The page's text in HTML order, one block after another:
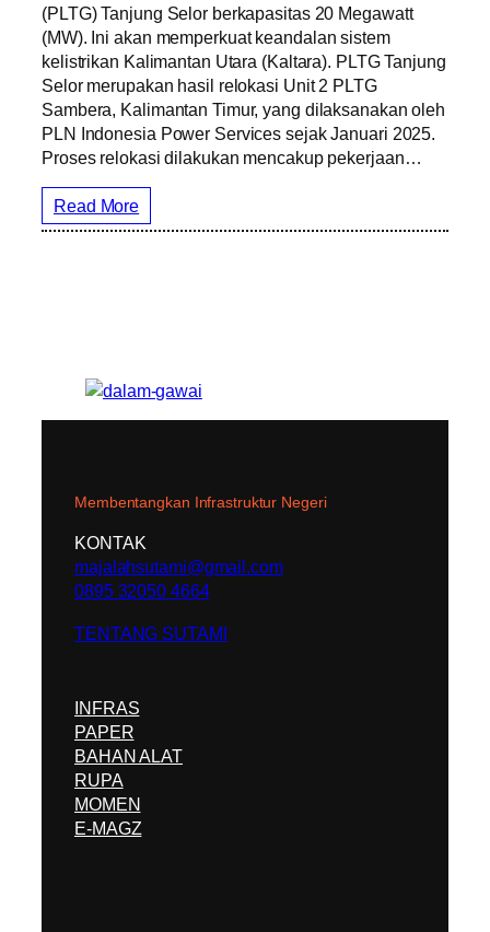
(PLTG) Tanjung Selor berkapasitas 20 Megawatt
(MW). Ini akan memperkuat keandalan sistem
kelistrikan Kalimantan Utara (Kaltara). PLTG Tanjung
Selor merupakan hasil relokasi Unit 2 PLTG
Sambera, Kalimantan Timur, yang dilaksanakan oleh
PLN Indonesia Power Services sejak Januari 2025.
Proses relokasi dilakukan mencakup pekerjaan…
Read More
Membentangkan Infrastruktur Negeri
KONTAK
majalahsutami@gmail.com
0895 32050 4664
TENTANG SUTAMI
INFRAS
PAPER
BAHAN ALAT
RUPA
MOMEN
E-MAGZ